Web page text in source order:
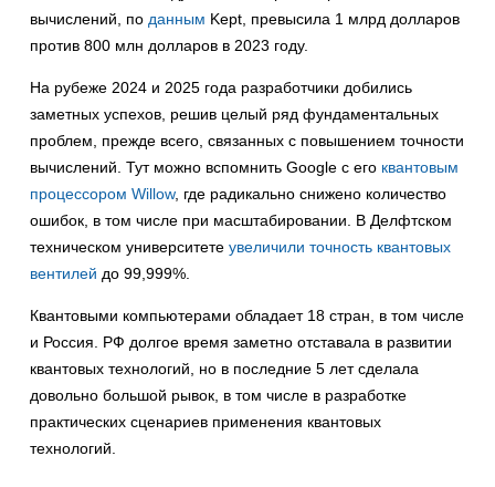
вычислений, по данным Kept, превысила 1 млрд долларов
против 800 млн долларов в 2023 году.
На рубеже 2024 и 2025 года разработчики добились
заметных успехов, решив целый ряд фундаментальных
проблем, прежде всего, связанных с повышением точности
вычислений. Тут можно вспомнить Google с его квантовым
процессором Willow, где радикально снижено количество
ошибок, в том числе при масштабировании. В Делфтском
техническом университете увеличили точность квантовых
вентилей до 99,999%.
Квантовыми компьютерами обладает 18 стран, в том числе
и Россия. РФ долгое время заметно отставала в развитии
квантовых технологий, но в последние 5 лет сделала
довольно большой рывок, в том числе в разработке
практических сценариев применения квантовых
технологий.